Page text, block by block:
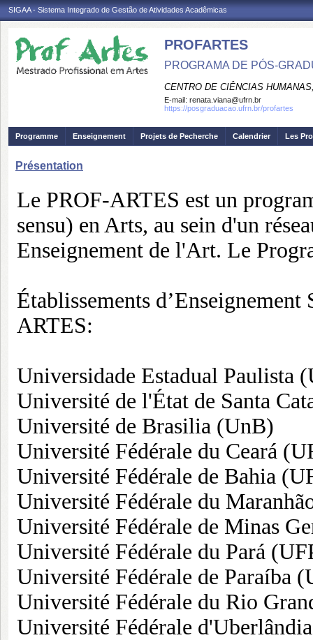
SIGAA - Sistema Integrado de Gestão de Atividades Acadêmicas
PROFARTES
PROGRAMA DE PÓS-
CENTRO DE CIÊNCIAS
E-mail: renata.viana@ufrn.br
https://posgraduacao.ufrn.br/profartes
Programme Enseignement Projets de Pecherche Calendrier Les
Présentation
Le PROF-ARTES est un
sensu) en Arts, au sein d'un
Enseignement de l'Art. Le
Établissements d’Enseignement
ARTES:
Universidade Estadual Paulista
Université de l'État de Santa
Université de Brasilia (UnB)
Université Fédérale du Ceará
Université Fédérale de Bahia
Université Fédérale du
Université Fédérale de Minas
Université Fédérale du Pará
Université Fédérale de Paraíba
Université Fédérale du Rio
Université Fédérale